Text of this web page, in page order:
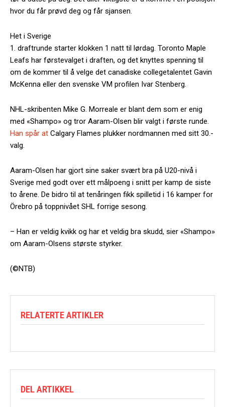
hvor du får prøvd deg og får sjansen.
Het i Sverige
1. draftrunde starter klokken 1 natt til lørdag. Toronto Maple
Leafs har førstevalget i draften, og det knyttes spenning til
om de kommer til å velge det canadiske collegetalentet Gavin
McKenna eller den svenske VM profilen Ivar Stenberg.
NHL-skribenten Mike G. Morreale er blant dem som er enig
med «Shampo» og tror Aaram-Olsen blir valgt i første runde.
Han spår at Calgary Flames plukker nordmannen med sitt 30.-
valg.
Aaram-Olsen har gjort sine saker svært bra på U20-nivå i
Sverige med godt over ett målpoeng i snitt per kamp de siste
to årene. De bidro til at tenåringen fikk spilletid i 16 kamper for
Örebro på toppnivået SHL forrige sesong.
– Han er veldig kvikk og har et veldig bra skudd, sier «Shampo»
om Aaram-Olsens største styrker.
(©NTB)
RELATERTE ARTIKLER
DEL ARTIKKEL